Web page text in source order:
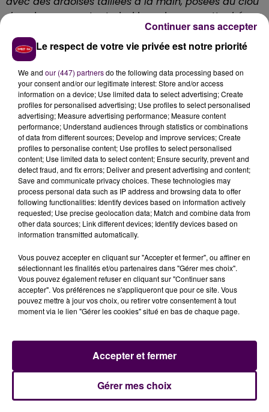
de cuivre, respectant ainsi les exigences attachées
à un monument historique de cette nature"souligne,
dans un communiqué adressé aux rédactions ce jeudi
12 octobre, la Fondation du Patrimoine, précisant que
"ces toitures neuves, sur le logis central, les deux
ailes et les deux échauguettes côté parc, ne sont
pas seulement une garantie pour l’avenir de l’édifice
puisqu'elles assurent aussi la continuité des
activités culturellesmenées depuis plus de trente
ans au Tertre".
CONFORMÉMENT À LA VOLONTÉ DE
ROGER MARTIN DU GARD
Le respect de votre vie privée est notre priorité
We and our (447) partnersdo the following data processing based on
your consent and/or our legitimate interest: Store and/or access
information on a device; Use limited data to select advertising; Create
profiles for personalised advertising; Use profiles to select personalised
advertising; Measure advertising performance; Measure content
performance; Understand audiences through statistics or combinations
of data from different sources; Develop and improve services; Create
profiles to personalise content; Use profiles to select personalised
content; Use limited data to select content; Ensure security, prevent and
detect fraud, and fix errors; Deliver and present advertising and content;
Save and communicate privacy choices. These technologies may
process personal data such as IP address and browsing data to offer
following functionalities: Identify devices based on information actively
requested; Use precise geolocation data; Match and combine data from
other data sources; Link different devices; Identify devices based on
information transmitted automatically.
Vous pouvez accepter en cliquant sur "Accepter et fermer", ou affiner en
sélectionnant les finalités et/ou partenaires dans "Gérer mes choix".
Vous pouvez également refuser en cliquant sur "Continuer sans
accepter". Vos préférences ne s'appliqueront que pour ce site. Vous
pouvez mettre à jour vos choix, ou retirer votre consentement à tout
moment via le lien "Gérer les cookies" situé en bas de chaque page.
Gérer mes choix
Accepter et fermer
Continuer sans accepter